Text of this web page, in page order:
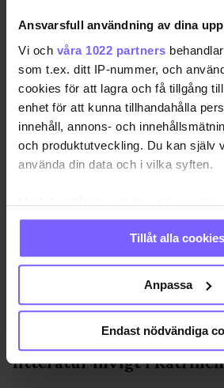
Ansvarsfull användning av dina
Vi och våra 1022 partners
som t.ex. ditt IP-nummer, och
cookies för att lagra och få tillgång
enhet för att kunna tillhandahålla
innehåll, annons- och
och produktutveckling. Du kan själv
använda din data och i vilka syften.
Med din tillåtelse skulle vi även vilja:
Samla in information om din
som kan ha en noggrannhet på
Identifiera din enhet genom
för specifika kännetecken
Ta reda på mer om hur dina
Du kan ändra eller dra tillbaka ditt
helst från cookie-förklaringen.
Tillåt alla cookies
Anpassa
Endast nödvändiga
DELA DEN HÄR ARTIKELN
Regnbågsskåp med gratis
litteratur invigt i